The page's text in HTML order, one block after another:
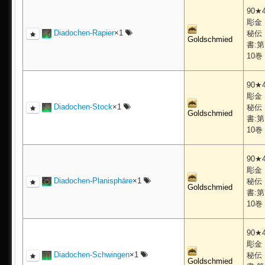
Diadochen-Rapier×1
Goldschmied
彫金
秘伝
書:第
10巻
Diadochen-Stock×1
Goldschmied
彫金
秘伝
書:第
10巻
Diadochen-Planisphäre×1
Goldschmied
彫金
秘伝
書:第
10巻
Diadochen-Schwingen×1
Goldschmied
彫金
秘伝